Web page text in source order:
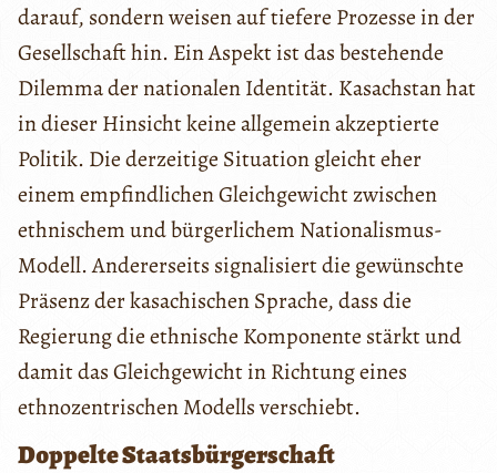
darauf, sondern weisen auf tiefere Prozesse in der
Gesellschaft hin. Ein Aspekt ist das bestehende
Dilemma der nationalen Identität. Kasachstan hat
in dieser Hinsicht keine allgemein akzeptierte
Politik. Die derzeitige Situation gleicht eher
einem empfindlichen Gleichgewicht zwischen
ethnischem und bürgerlichem Nationalismus-
Modell. Andererseits signalisiert die gewünschte
Präsenz der kasachischen Sprache, dass die
Regierung die ethnische Komponente stärkt und
damit das Gleichgewicht in Richtung eines
ethnozentrischen Modells verschiebt.
Doppelte Staatsbürgerschaft